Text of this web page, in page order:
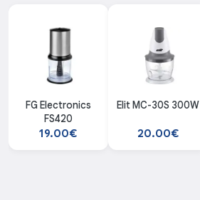
FG Electronics
FS420
19.00€
Elit MC-30S 300W
20.00€